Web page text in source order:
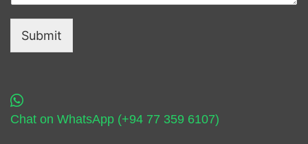
Submit
Chat on WhatsApp (+94 77 359 6107)